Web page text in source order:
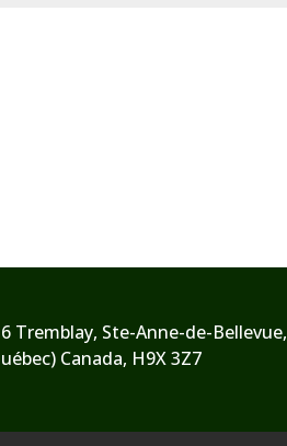
Tremblay, Ste-Anne-de-Bellevue,
Canada, H9X 3Z7